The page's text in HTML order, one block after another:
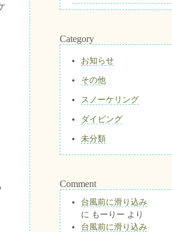
Category
お知らせ
その他
スノーケリング
ダイビング
未分類
Comment
台風前に滑り込み
に もーりー より
台風前に滑り込み